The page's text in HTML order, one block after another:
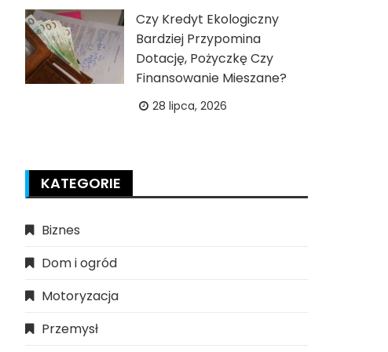
Czy Kredyt Ekologiczny
Bardziej Przypomina
Dotację, Pożyczkę Czy
Finansowanie Mieszane?
28 lipca, 2026
KATEGORIE
Biznes
Dom i ogród
Motoryzacja
Przemysł